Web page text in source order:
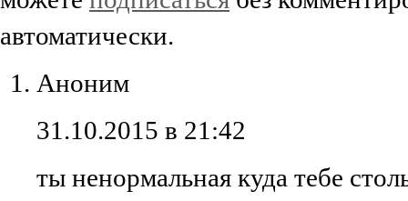
автоматически.
Аноним
31.10.2015 в 21:42
ты ненормальная куда тебе